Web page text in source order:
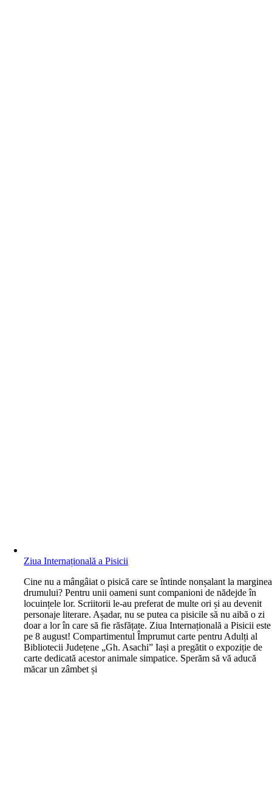
Ziua Internațională a Pisicii
Cine nu a mângâiat o pisică care se întinde nonșalant la marginea
drumului? Pentru unii oameni sunt companioni de nădejde în
locuințele lor. Scriitorii le-au preferat de multe ori și au devenit
personaje literare. Așadar, nu se putea ca pisicile să nu aibă o zi
doar a lor în care să fie răsfățate. Ziua Internațională a Pisicii este
pe 8 august! Compartimentul Împrumut carte pentru Adulți al
Bibliotecii Județene „Gh. Asachi” Iași a pregătit o expoziție de
carte dedicată acestor animale simpatice. Sperăm să vă aducă
măcar un zâmbet și